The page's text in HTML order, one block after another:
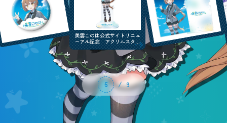
美雲このは公式サイトリニュ
ーアル記念 クリアファイル
7 / 9